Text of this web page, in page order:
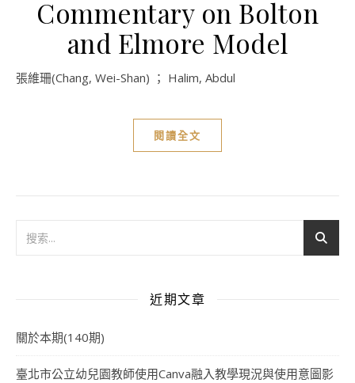
Commentary on Bolton
and Elmore Model
張維珊(Chang, Wei-Shan) ； Halim, Abdul
閱讀全文
近期文章
關於本期(140期)
臺北市公立幼兒園教師使用Canva融入教學現況與使用意圖影